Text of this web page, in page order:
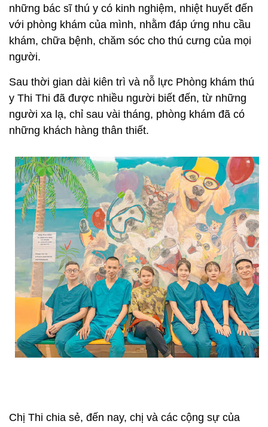
những bác sĩ thú y có kinh nghiệm, nhiệt huyết đến
với phòng khám của mình, nhằm đáp ứng nhu cầu
khám, chữa bệnh, chăm sóc cho thú cưng của mọi
người.
Sau thời gian dài kiên trì và nỗ lực Phòng khám thú
y Thi Thi đã được nhiều người biết đến, từ những
người xa lạ, chỉ sau vài tháng, phòng khám đã có
những khách hàng thân thiết.
Chị Thi chia sẻ, đến nay, chị và các cộng sự của